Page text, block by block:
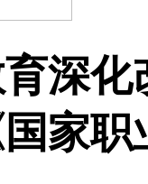
深
家职